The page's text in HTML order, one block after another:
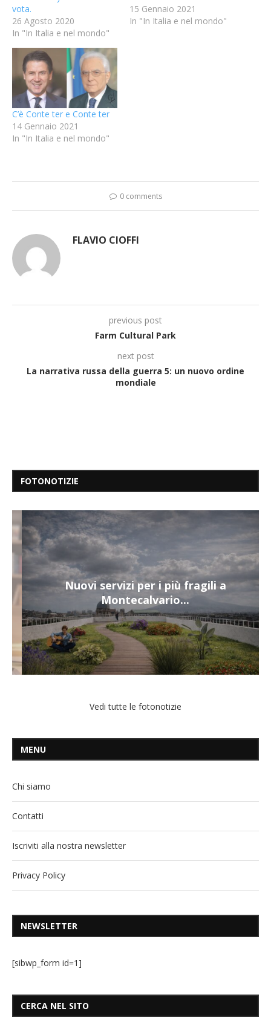
vota.
26 Agosto 2020
In "In Italia e nel mondo"
15 Gennaio 2021
In "In Italia e nel mondo"
C’è Conte ter e Conte ter
14 Gennaio 2021
In "In Italia e nel mondo"
0 comments
FLAVIO CIOFFI
previous post
Farm Cultural Park
next post
La narrativa russa della guerra 5: un nuovo ordine
mondiale
FOTONOTIZIE
Nuovi servizi per i più fragili a
Montecalvario...
Vedi tutte le fotonotizie
MENU
Chi siamo
Contatti
Iscriviti alla nostra newsletter
Privacy Policy
NEWSLETTER
[sibwp_form id=1]
CERCA NEL SITO